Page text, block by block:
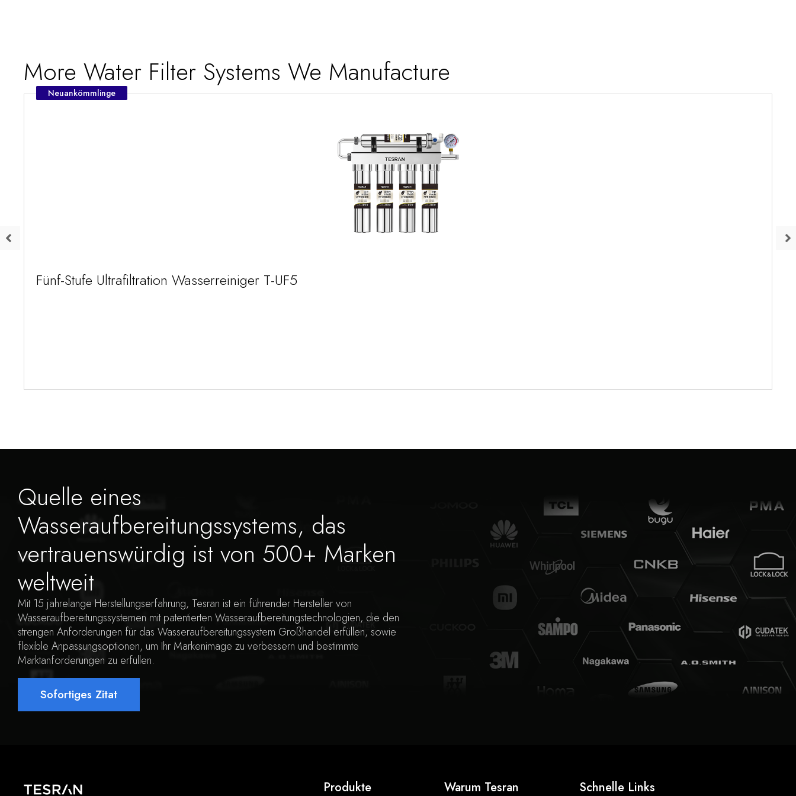
More Water Filter Systems We Manufacture
Neuankömmlinge
Fünf-Stufe Ultrafiltration Wasserreiniger T-UF5
Quelle eines
Wasseraufbereitungssystems, das
vertrauenswürdig ist von 500+ Marken
weltweit
Mit 15 jahrelange Herstellungserfahrung, Tesran ist ein führender Hersteller von
Wasseraufbereitungssystemen mit patentierten Wasseraufbereitungstechnologien, die den
strengen Anforderungen für das Wasseraufbereitungssystem Großhandel erfüllen, sowie
flexible Anpassungsoptionen, um Ihr Markenimage zu verbessern und bestimmte
Marktanforderungen zu erfüllen.
Sofortiges Zitat
Produkte Warum Tesran Schnelle Links